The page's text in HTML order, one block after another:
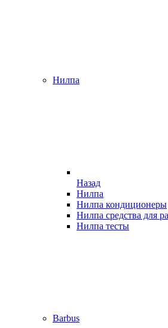
Нилпа
Назад
Нилпа
Нилпа кондиционеры
Нилпа средства для
Нилпа тесты
Barbus